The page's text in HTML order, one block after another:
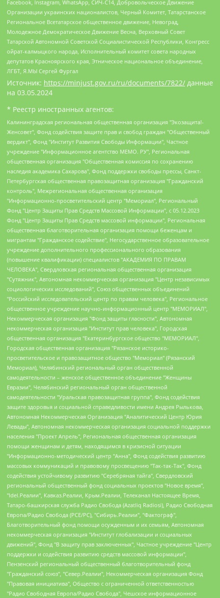
Facebook, Instagram, WhatsApp, СИЧ-С14, Добровольческое Движение
Организации украинских националистов, Черный Комитет, Татарстанское
Региональное Всетатарское общественное движение, Невоград,
Молодежное Демократическое Движение Весна, Верховный Совет
Татарской Автономной Советской Социалистической Республики, Конгресс
ойрат-калмыцкого народа, Исполнительный комитет совета народных
депутатов Красноярского края, Этническое национальное объединение,
ЛГБТ, Я.МЫ Сергей Фургал
Источник: https://minjust.gov.ru/ru/documents/7822/ данные
на 03.05.2024
* Реестр иностранных агентов:
Калининградская региональная общественная организация "Экозащита!-Женсовет", Фонд содействия защите прав и свобод граждан "Общественный вердикт", Фонд "Институт Развития Свободы Информации", Частное учреждение "Информационное агентство МЕМО. РУ", Региональная общественная организация "Общественная комиссия по сохранению наследия академика Сахарова", Фонд поддержки свободы прессы, Санкт-Петербургская общественная правозащитная организация "Гражданский контроль", Межрегиональная общественная организация "Информационно-просветительский центр "Мемориал", Региональный Фонд "Центр Защиты Прав Средств Массовой Информации", с 05.12.2023 Фонд "Центр Защиты Прав Средств массовой информации", Региональная общественная благотворительная организация помощи беженцам и мигрантам "Гражданское содействие", Негосударственное образовательное учреждение дополнительного профессионального образования (повышение квалификации) специалистов "АКАДЕМИЯ ПО ПРАВАМ ЧЕЛОВЕКА", Свердловская региональная общественная организация "Сутяжник", Автономная некоммерческая организация "Центр независимых социологических исследований", Союз общественных объединений "Российский исследовательский центр по правам человека", Региональное общественное учреждение научно-информационный центр "МЕМОРИАЛ", Некоммерческая организация "Фонд защиты гласности", Автономная некоммерческая организация "Институт прав человека", Городская общественная организация "Екатеринбургское общество "МЕМОРИАЛ", Городская общественная организация "Рязанское историко-просветительское и правозащитное общество "Мемориал" (Рязанский Мемориал), Челябинский региональный орган общественной самодеятельности – женское общественное объединение "Женщины Евразии", Челябинский региональный орган общественной самодеятельности "Уральская правозащитная группа", Фонд содействия защите здоровья и социальной справедливости имени Андрея Рылькова, Автономная Некоммерческая Организация "Аналитический Центр Юрия Левады", Автономная некоммерческая организация социальной поддержки населения "Проект Апрель", Региональная общественная организация помощи женщинам и детям, находящимся в кризисной ситуации "Информационно-методический центр "Анна", Фонд содействия развитию массовых коммуникаций и правовому просвещению "Так-так-Так", Фонд содействия устойчивому развитию "Серебряная тайга", Свердловский региональный общественный фонд социальных проектов "Новое время", "Idel.Реалии", Кавказ.Реалии, Крым.Реалии, Телеканал Настоящее Время, Татаро-башкирская служба Радио Свобода (Azatliq Radiosi), Радио Свободная Европа/Радио Свобода (PCE/PC), "Сибирь.Реалии", "Фактограф", Благотворительный фонд помощи осужденным и их семьям, Автономная некоммерческая организация "Институт глобализации и социальных движений", Фонд "В защиту прав заключенных", Частное учреждение "Центр поддержки и содействия развитию средств массовой информации", Пензенский региональный общественный благотворительный фонд "Гражданский союз", "Север.Реалии", Некоммерческая организация Фонд "Правовая инициатива", Общество с ограниченной ответственностью "Радио Свободная Европа/Радио Свобода", Чешское информационное агентство "MEDIUM-ORIENT", Красноярская региональная общественная организация "Мы против СПИДа", Камалягин Денис Николаевич, Маркелов Сергей Евгеньевич, Пономарев Лев Александрович, Савицкая Людмила Алексеевна, Автономная некоммерческая организация "Центр по работе с проблемой насилия "НАСИЛИЮ.НЕТ", Межрегиональный профессиональный союз работников здравоохранения "Альянс врачей", Юридическое лицо, зарегистрированное в Латвийской Республике, SIA "Medusa Project" (регистрационный номер 40103797863, дата регистрации 10.06.2014), Некоммерческая организация "Фонд по борьбе с коррупцией", Автономная некоммерческая организация "Институт права и публичной политики", Баданин Роман Сергеевич, Гликин Максим Александрович, Железнова Мария Михайловна, Лукьянова Юлия Сергеевна, Маетная Елизавета Витальевна, Маняхин Петр Борисович, Чуракова Ольга Владимировна, Ярош Юлия Петровна, Юридическое лицо "The Insider SIA", зарегистрированное в Риге, Латвийская Республика (дата регистрации 26.06.2015), являющееся администратором доменного имени интернет-издания "The Insider SIA", https://theins.ru, Постернак Алексей Евгеньевич, Рубин Михаил Аркадьевич, Анин Роман Александрович, Юридическое лицо Istories fonds, зарегистрированное в Латвийской Республике (регистрационный номер 50008295751, дата регистрации 24.02.2020), Великовский Дмитрий Александрович, Долинина Ирина Николаевна, Мароховская Алеся Алексеевна, Шлейнов Роман Юрьевич, Шмагун Олеся Валентиновна, Общество с ограниченной ответственностью "Альтаир 2021", Общество с ограниченной ответственностью "Вега 2021", Общество с ограниченной ответственностью "Главный редактор 2021", Общество с ограниченной ответственностью "Ромашки монолит", Важенков Артем Валерьевич, Ивановская областная общественная организация "Центр гендерных исследований", Гурман Юрий Альбертович, Медиапроект "ОВД-Инфо", Егоров Владимир Владимирович, Жилинский Владимир Александрович, Общество с ограниченной ответственностью "ЗП", Иванова София Юрьевна, Карезина Инна Павловна, Кильтау Екатерина Викторовна, Петров Алексей Викторович, Пискунов Сергей Евгеньевич, Смирнов Сергей Сергеевич, Тихонов Михаил Сергеевич, Общество с ограниченной ответственностью "ЖУРНАЛИСТ-ИНОСТРАННЫЙ АГЕНТ", Арапова Галина Юрьевна, Вольтская Татьяна Анатольевна, Американская компания "Mason G.E.S. Anonymous Foundation" (США), являющаяся владельцем интернет-издания https://mnews.world/, Компания "Stichting Bellingcat", зарегистрированная в Нидерландах (дата регистрации 11.07.2018), Захаров Андрей Вячеславович, Клепиковская Екатерина Дмитриевна, Общество с ограниченной ответственностью "МЕМО", Перл Роман Александрович, Симонов Евгений Алексеевич, Соловьева Елена Анатольевна, Сотников Даниил Владимирович, Сурначева Елизавета Дмитриевна, Автономная некоммерческая организация по защите прав человека и информированию населения "Якутия – Наше Мнение", Общество с ограниченной ответственностью "Москоу диджитал медиа", с 26.01.2023 Общество с ограниченной ответственностью "Чайка Белые сады", Ветошкина Валерия Валерьевна, Заговора Максим Александрович, Межрегиональное общественное движение "Российская ЛГБТ - сеть", Оленичев Максим Владимирович, Павлов Иван Юрьевич, Скворцова Елена Сергеевна, Общество с ограниченной ответственностью "Как бы инагент", Кочетков Игорь Викторович, Общество с ограниченной ответственностью "Честные выборы", Еланчик Олег Александрович, Общество с ограниченной ответственностью "Нобелевский призыв", Гималова Регина Эмилевна, Григорьев Андрей Валерьевич, Григорьева Алина Александровна, Ассоциация по содействию защите прав призывников, альтернативнослужащих и военнослужащих "Правозащитная группа "Гражданин.Армия.Право", Хисамова Регина Фаритовна, Автономная некоммерческая организация по реализации социально-правовых программ "Лилит", Дальневосточное общественное движение "Маяк", Санкт-Петербургская ЛГБТ-инициативная группа "Выход", Инициативная группа ЛГБТ+ "Реверс", Алексеев Андрей Викторович, Бекбулатова Таисия Львовна, Беляев Иван Михайлович, Владыкина Елена Сергеевна, Гельман Марат Александрович, Никульшина Вероника Юрьевна, Толоконникова Надежда Андреевна, Шендерович Виктор Анатольевич, Общество с ограниченной ответственностью "Данное сообщение", Общество с ограниченной ответственностью Издательский дом "Новая глава", Айнбиндер Александра Александровна, Московский комьюнити-центр для ЛГБТ+инициатив, Благотворительный фонд развития филантропии, Deutsche Welle (Германия, Kurt-Schumacher-Strasse 3, 53113 Bonn), Борзунова Мария Михайловна, Воробьев Виктор Викторович, Голубева Анна Львовна, Константинова Алла Михайловна, Малкова Ирина Владимировна, Мурадов Мурад Абдулгалимович, Осетинская Елизавета Николаевна, Понасенков Евгений Николаевич, Ганапольский Матвей Юрьевич, Киселев Евгений Алексеевич, Борухович Ирина Григорьевна, Дремин Иван Тимофеевич, Дубровский Дмитрий Викторович, Красноярская региональная общественная организация поддержки и развития альтернативных образовательных технологий и межкультурных коммуникаций "ИНТЕРРА", Маяковская Екатерина Алексеевна, Фейгин Марк Захарович, Филимонов Андрей Викторович, Дзугкоева Регина Николаевна, Доброхотов Роман Александрович, Дудь Юрий Александрович, Елкин Сергей Владимирович, Кругликов Кирилл Игоревич, Сабунаева Мария Леонидовна, Семенов Алексей Владимирович, Шаинян Карен Багратович, Шульман Екатерина Михайловна, Асафьев Артур Валерьевич, Вахштайн Виктор Семенович, Венедиктов Алексей Алексеевич, Лушникова Екатерина Евгеньевна, Волков Леонид Михайлович, Невзоров Александр Глебович, Пархоменко Сергей Борисович, Сироткин Ярослав Николаевич, Кара-Мурза Владимир Владимирович, Баранова Наталья Владимировна, Гозман Леонид Яковлевич, Кагарлицкий Борис Юльевич, Климарев Михаил Валерьевич, Милов Владимир Станиславович, Автономная некоммерческая организация Краснодарский центр современного искусства "Типография", Моргенштерн Алишер Тагирович, Соболь Любовь Эдуардовна, Общество с ограниченной ответственностью "ЛИЗА НОРМ", Каспаров Гарри Кимович, Ходорковский Михаил Борисович, Общество с ограниченной ответственностью "Апрельские тезисы", Данилович Ирина Брониславовна, Кашин Олег Владимирович, Петров Николай Владимирович, Пивоваров Алексей Владимирович, Соколов Михаил Владимирович, Цветкова Юлия Владимировна, Чичваркин Евгений Александрович, Комитет против пыток/Команда против пыток, Общество с ограниченной ответственностью "Первый научный", Общество с ограниченной ответственностью "Вертолет и ко", Белоцерковская Вероника Борисовна, Кац Максим Евгеньевич, Лазарева Татьяна Юрьевна, Шаведдинов Руслан Табризович, Яшин Илья Валерьевич, Общество с ограниченной ответственностью "Иноагент ААВ", Алешковский Дмитрий Петрович, Альбац Евгения Марковна, Быков Дмитрий Львович, Галямина Юлия Евгеньевна, Лойко Сергей Леонидович, Мартынов Кирилл Константинович, Медведев Сергей Александрович, Крашенинников Федор Геннадиевич, Гордеева Катерина Вл